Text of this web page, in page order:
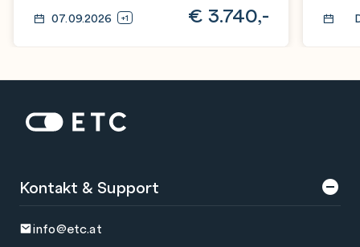
07.09.2026 +1 € 3.740,-
Startseite: ETC
Kontakt & Support
info@etc.at